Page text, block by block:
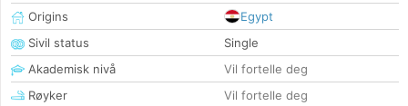
Origins
Egypt
Sivil status
Single
Akademisk nivå
Vil fortelle deg
Røyker
Vil fortelle deg